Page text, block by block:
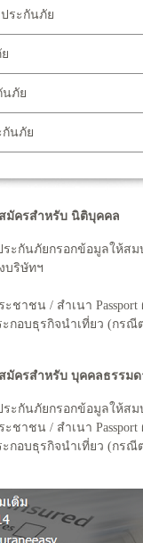
ประกันภัย
นภัย
กันภัย
มัครสำหรับ นิติบุคคล
ระกันภัยกรอกข้อมูลให้ส
บริษัทฯ
ชาชน / สำเนา Passport
กอบธุรกิจนำเที่ยว (กรณี
มัครสำหรับ บุคคลธรรมด
ระกันภัยกรอกข้อมูลให้ส
ชาชน / สำเนา Passport
กอบธุรกิจนำเที่ยว (กร